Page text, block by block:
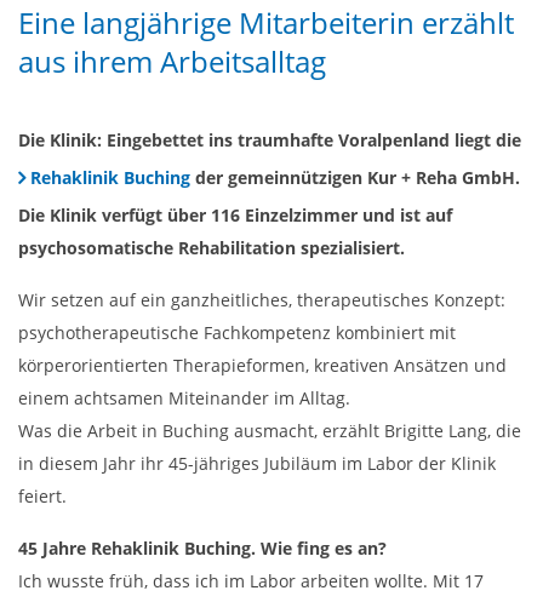
Eine langjährige Mitarbeiterin erzählt
aus ihrem Arbeitsalltag
Die Klinik: Eingebettet ins traumhafte Voralpenland liegt die
Rehaklinik Buching der gemeinnützigen Kur + Reha GmbH.
Die Klinik verfügt über 116 Einzelzimmer und ist auf
psychosomatische Rehabilitation spezialisiert.
Wir setzen auf ein ganzheitliches, therapeutisches Konzept:
psychotherapeutische Fachkompetenz kombiniert mit
körperorientierten Therapieformen, kreativen Ansätzen und
einem achtsamen Miteinander im Alltag.
Was die Arbeit in Buching ausmacht, erzählt Brigitte Lang, die
in diesem Jahr ihr 45-jähriges Jubiläum im Labor der Klinik
feiert.
45 Jahre Rehaklinik Buching. Wie fing es an?
Ich wusste früh, dass ich im Labor arbeiten wollte. Mit 17